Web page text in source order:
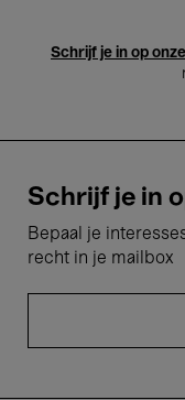
Schrijf je in op
Schrijf je in
Bepaal je
recht in je mailbox